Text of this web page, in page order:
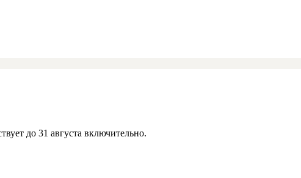
до 31 августа включительно.